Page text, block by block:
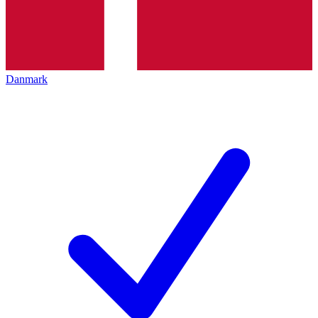
Danmark